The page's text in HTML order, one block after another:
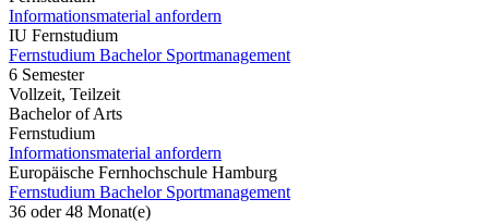
Informationsmaterial anfordern
IU Fernstudium
Fernstudium Bachelor Sportmanagement
6 Semester
Vollzeit, Teilzeit
Bachelor of Arts
Fernstudium
Informationsmaterial anfordern
Europäische Fernhochschule Hamburg
Fernstudium Bachelor Sportmanagement
36 oder 48 Monat(e)